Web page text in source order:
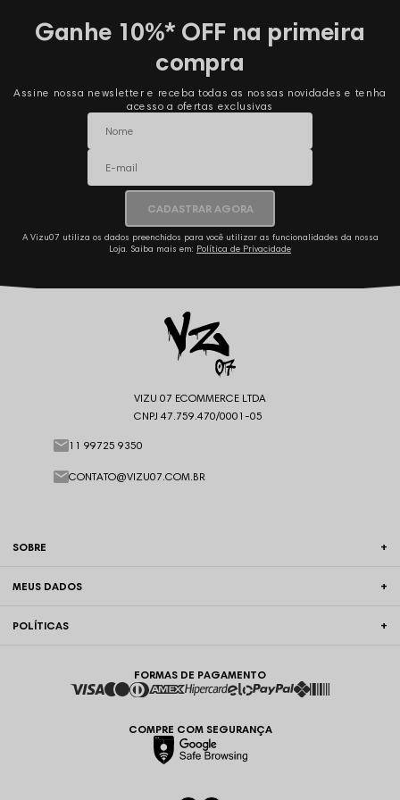
Ganhe 10%* OFF na primeira
compra
Assine nossa newsletter e receba todas as nossas novidades e tenha
acesso a ofertas exclusivas
CADASTRAR AGORA
A Vizu07 utiliza os dados preenchidos para você utilizar as funcionalidades da nossa
Loja. Saiba mais em: Política de Privacidade
SOBRE
MEUS DADOS
POLÍTICAS
VIZU 07 ECOMMERCE LTDA
CNPJ 47.759.470/0001-05
11 99725 9350
CONTATO@VIZU07.COM.BR
FORMAS DE PAGAMENTO
COMPRE COM SEGURANÇA